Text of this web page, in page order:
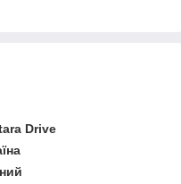
Drive